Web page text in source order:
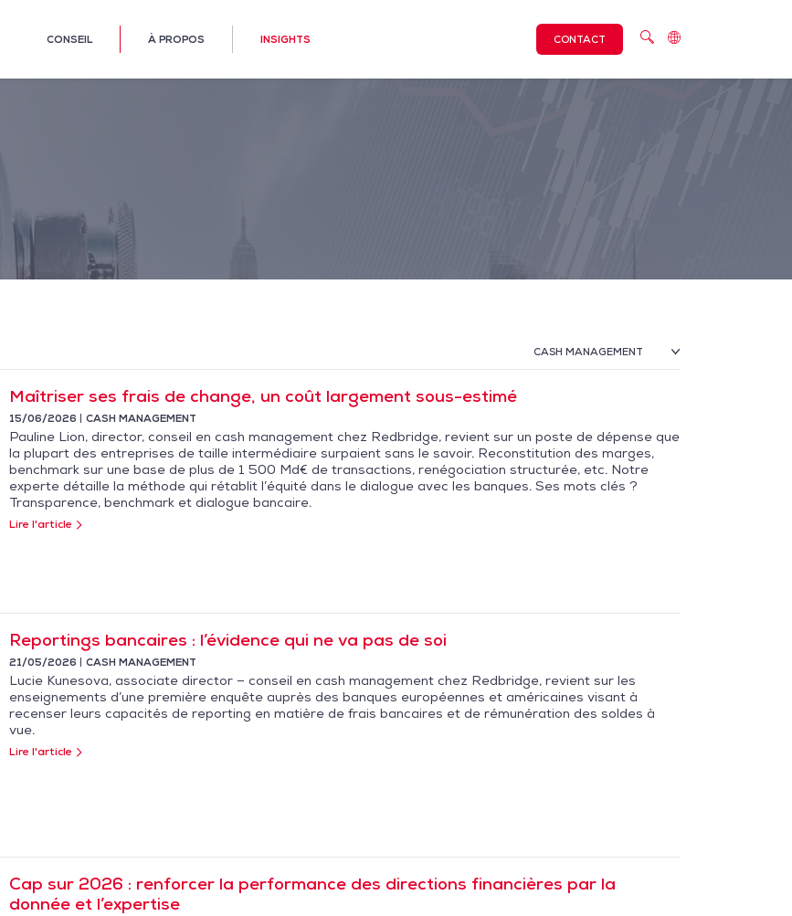
CONSEIL À PROPOS INSIGHTS CONTACT
CASH MANAGEMENT
Maîtriser ses frais de change, un coût largement sous-estimé
15/06/2026 CASH MANAGEMENT
Pauline Lion, director, conseil en cash management chez Redbridge, revient sur un poste de dépense que
la plupart des entreprises de taille intermédiaire surpaient sans le savoir. Reconstitution des marges,
benchmark sur une base de plus de 1 500 Md€ de transactions, renégociation structurée, etc. Notre
experte détaille la méthode qui rétablit l’équité dans le dialogue avec les banques. Ses mots clés ?
Transparence, benchmark et dialogue bancaire.
Lire l'article
Reportings bancaires : l’évidence qui ne va pas de soi
21/05/2026 CASH MANAGEMENT
Lucie Kunesova, associate director – conseil en cash management chez Redbridge, revient sur les
enseignements d’une première enquête auprès des banques européennes et américaines visant à
recenser leurs capacités de reporting en matière de frais bancaires et de rémunération des soldes à
vue.
Lire l'article
Cap sur 2026 : renforcer la performance des directions financières par la
donnée et l’expertise